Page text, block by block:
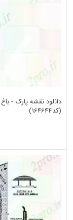
دانلود نقشه پارک -
(کد164644)